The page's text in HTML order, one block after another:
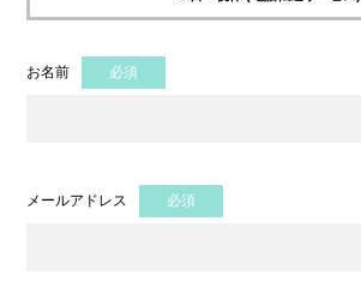
お名前 必須
メールアドレス 必須